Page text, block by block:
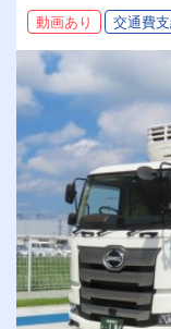
動画あり 交通費